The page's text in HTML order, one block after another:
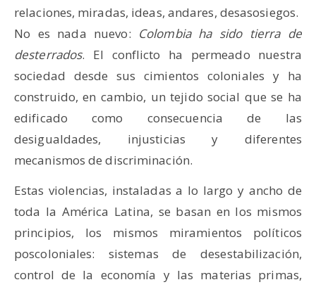
relaciones, miradas, ideas, andares, desasosiegos.
No es nada nuevo: Colombia ha sido tierra de
desterrados. El conflicto ha permeado nuestra
sociedad desde sus cimientos coloniales y ha
construido, en cambio, un tejido social que se ha
edificado como consecuencia de las
desigualdades, injusticias y diferentes
mecanismos de discriminación.
Estas violencias, instaladas a lo largo y ancho de
toda la América Latina, se basan en los mismos
principios, los mismos miramientos políticos
poscoloniales: sistemas de desestabilización,
control de la economía y las materias primas,